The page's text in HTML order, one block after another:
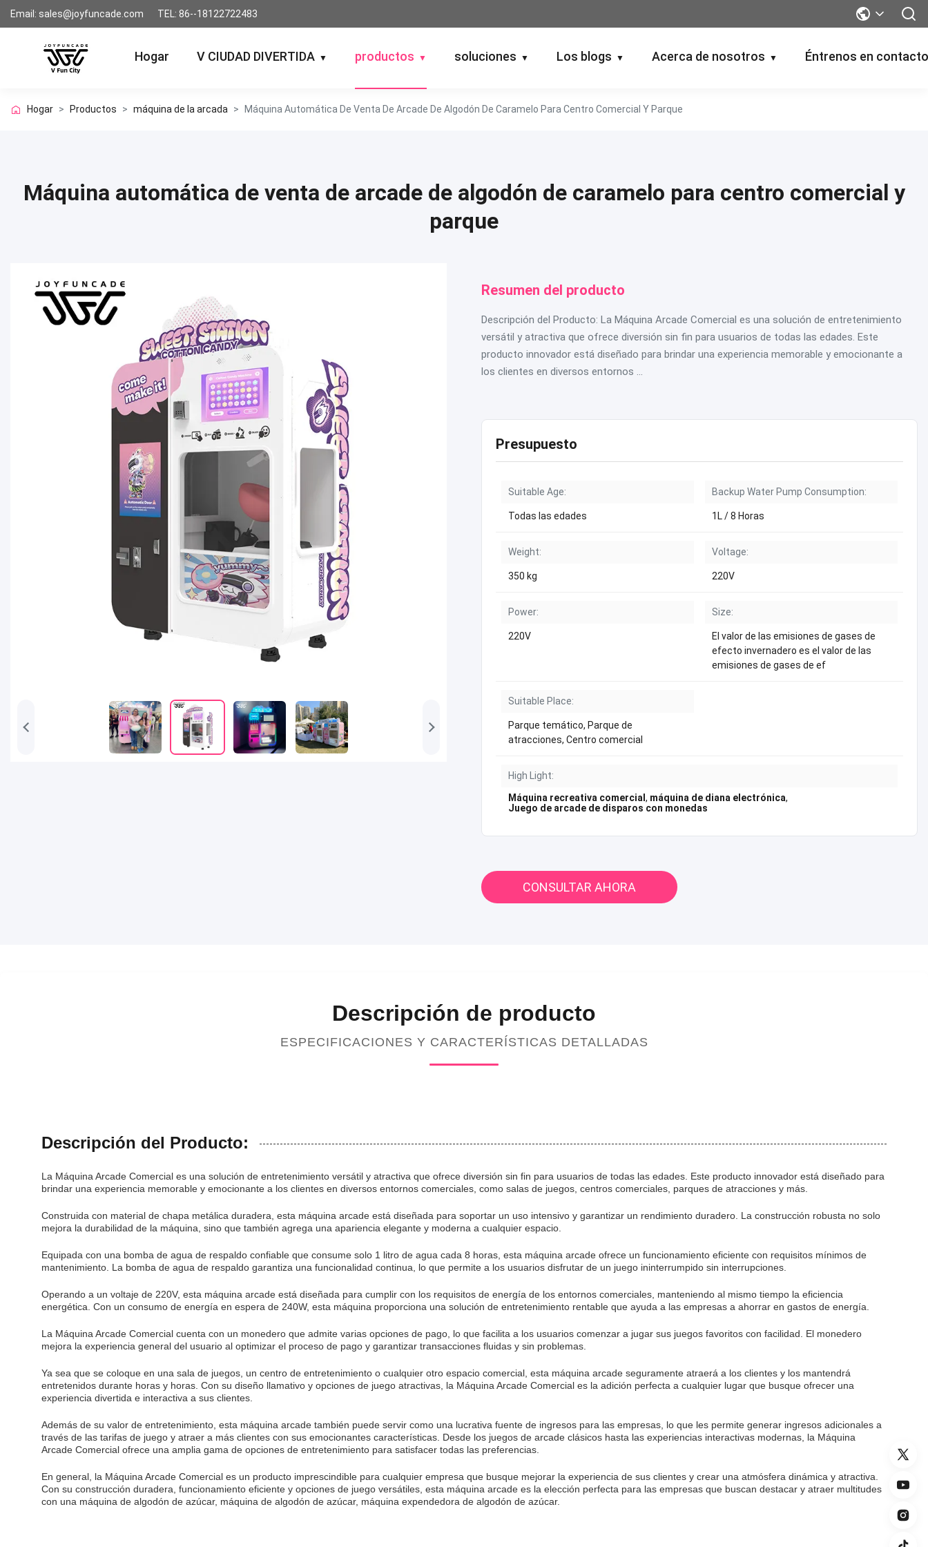
Email: sales@joyfuncade.com TEL: 86--18122722483
Hogar V CIUDAD DIVERTIDA ▼ productos ▼ soluciones ▼ Los blogs ▼ Acerca de nosotros ▼ Éntrenos en
Hogar > Productos > máquina de la arcada > Máquina Automática De Venta De Arcade De Algodón De Caramelo Para Centro Comercial Y Parque
Máquina automática de venta de arcade de algodón de caramelo para centro comercial y
parque
Resumen del producto
Descripción del Producto: La Máquina Arcade Comercial es una solución de entretenimiento
versátil y atractiva que ofrece diversión sin fin para usuarios de todas las edades. Este
producto innovador está diseñado para brindar una experiencia memorable y emocionante a
los clientes en diversos entornos ...
Presupuesto
Suitable Age:
Todas las edades
Backup Water Pump Consumption:
1L / 8 Horas
Weight:
350 kg
Voltage:
220V
Power:
220V
Size:
El valor de las emisiones de gases de
efecto invernadero es el valor de las
emisiones de gases de ef
Suitable Place:
Parque temático, Parque de
atracciones, Centro comercial
High Light:
Máquina recreativa comercial , máquina de diana electrónica,
Juego de arcade de disparos con monedas
CONSULTAR AHORA
Descripción de producto
ESPECIFICACIONES Y CARACTERÍSTICAS DETALLADAS
Descripción del Producto:
La Máquina Arcade Comercial es una solución de entretenimiento versátil y atractiva que ofrece diversión sin fin para usuarios de todas las edades. Este producto innovador está diseñado para
brindar una experiencia memorable y emocionante a los clientes en diversos entornos comerciales, como salas de juegos, centros comerciales, parques de atracciones y más.
Construida con material de chapa metálica duradera, esta máquina arcade está diseñada para soportar un uso intensivo y garantizar un rendimiento duradero. La construcción robusta no solo
mejora la durabilidad de la máquina, sino que también agrega una apariencia elegante y moderna a cualquier espacio.
Equipada con una bomba de agua de respaldo confiable que consume solo 1 litro de agua cada 8 horas, esta máquina arcade ofrece un funcionamiento eficiente con requisitos mínimos de
mantenimiento. La bomba de agua de respaldo garantiza una funcionalidad continua, lo que permite a los usuarios disfrutar de un juego ininterrumpido sin interrupciones.
Operando a un voltaje de 220V, esta máquina arcade está diseñada para cumplir con los requisitos de energía de los entornos comerciales, manteniendo al mismo tiempo la eficiencia
energética. Con un consumo de energía en espera de 240W, esta máquina proporciona una solución de entretenimiento rentable que ayuda a las empresas a ahorrar en gastos de energía.
La Máquina Arcade Comercial cuenta con un monedero que admite varias opciones de pago, lo que facilita a los usuarios comenzar a jugar sus juegos favoritos con facilidad. El monedero
mejora la experiencia general del usuario al optimizar el proceso de pago y garantizar transacciones fluidas y sin problemas.
Ya sea que se coloque en una sala de juegos, un centro de entretenimiento o cualquier otro espacio comercial, esta máquina arcade seguramente atraerá a los clientes y los mantendrá
entretenidos durante horas y horas. Con su diseño llamativo y opciones de juego atractivas, la Máquina Arcade Comercial es la adición perfecta a cualquier lugar que busque ofrecer una
experiencia divertida e interactiva a sus clientes.
Además de su valor de entretenimiento, esta máquina arcade también puede servir como una lucrativa fuente de ingresos para las empresas, lo que les permite generar ingresos adicionales a
través de las tarifas de juego y atraer a más clientes con sus emocionantes características. Desde los juegos de arcade clásicos hasta las experiencias interactivas modernas, la Máquina
Arcade Comercial ofrece una amplia gama de opciones de entretenimiento para satisfacer todas las preferencias.
En general, la Máquina Arcade Comercial es un producto imprescindible para cualquier empresa que busque mejorar la experiencia de sus clientes y crear una atmósfera dinámica y atractiva.
Con su construcción duradera, funcionamiento eficiente y opciones de juego versátiles, esta máquina arcade es la elección perfecta para las empresas que buscan destacar y atraer multitudes
con una máquina de algodón de azúcar, máquina de algodón de azúcar, máquina expendedora de algodón de azúcar.